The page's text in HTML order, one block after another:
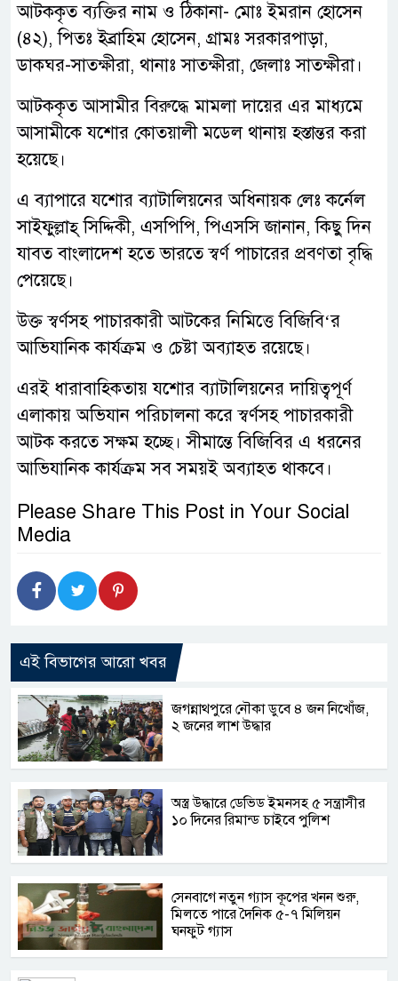
আটককৃত ব্যক্তির নাম ও ঠিকানা- মোঃ ইমরান হোসেন
(৪২), পিতঃ ইব্রাহিম হোসেন, গ্রামঃ সরকারপাড়া,
ডাকঘর-সাতক্ষীরা, থানাঃ সাতক্ষীরা, জেলাঃ সাতক্ষীরা।
আটককৃত আসামীর বিরুদ্ধে মামলা দায়ের এর মাধ্যমে
আসামীকে যশোর কোতয়ালী মডেল থানায় হস্তান্তর করা
হয়েছে।
এ ব্যাপারে যশোর ব্যাটালিয়নের অধিনায়ক লেঃ কর্নেল
সাইফুল্লাহ্ সিদ্দিকী, এসপিপি, পিএসসি জানান, কিছু দিন
যাবত বাংলাদেশ হতে ভারতে স্বর্ণ পাচারের প্রবণতা বৃদ্ধি
পেয়েছে।
উক্ত স্বর্ণসহ পাচারকারী আটকের নিমিত্তে বিজিবি‘র
আভিযানিক কার্যক্রম ও চেষ্টা অব্যাহত রয়েছে।
এরই ধারাবাহিকতায় যশোর ব্যাটালিয়নের দায়িত্বপূর্ণ
এলাকায় অভিযান পরিচালনা করে স্বর্ণসহ পাচারকারী
আটক করতে সক্ষম হচ্ছে। সীমান্তে বিজিবির এ ধরনের
আভিযানিক কার্যক্রম সব সময়ই অব্যাহত থাকবে।
Please Share This Post in Your Social
Media
এই বিভাগের আরো খবর
জগন্নাথপুরে নৌকা ডুবে ৪ জন নিখোঁজ,
২ জনের লাশ উদ্ধার
অস্ত্র উদ্ধারে ডেভিড ইমনসহ ৫ সন্ত্রাসীর
১০ দিনের রিমান্ড চাইবে পুলিশ
সেনবাগে নতুন গ্যাস কূপের খনন শুরু,
মিলতে পারে দৈনিক ৫-৭ মিলিয়ন
ঘনফুট গ্যাস